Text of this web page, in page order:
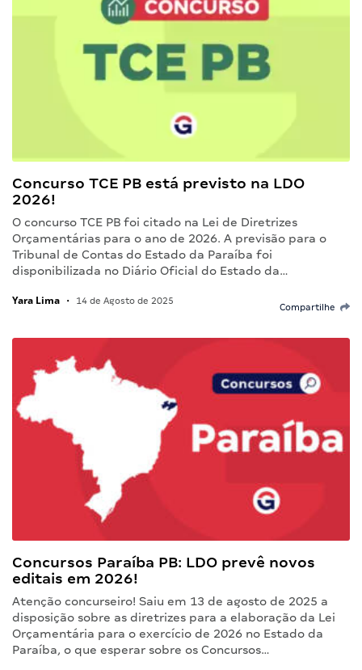
Concurso TCE PB está previsto na LDO
2026!
O concurso TCE PB foi citado na Lei de Diretrizes
Orçamentárias para o ano de 2026. A previsão para o
Tribunal de Contas do Estado da Paraíba foi
disponibilizada no Diário Oficial do Estado da…
Yara Lima • 14 de Agosto de 2025
Compartilhe
Concursos Paraíba PB: LDO prevê novos
editais em 2026!
Atenção concurseiro! Saiu em 13 de agosto de 2025 a
disposição sobre as diretrizes para a elaboração da Lei
Orçamentária para o exercício de 2026 no Estado da
Paraíba, o que esperar sobre os Concursos…